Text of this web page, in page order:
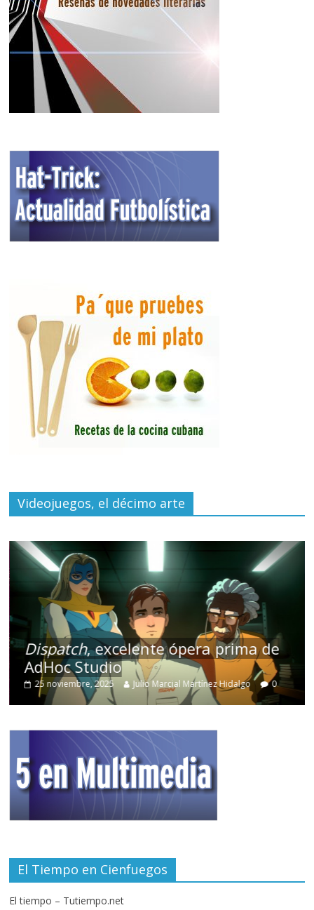
Videojuegos, el décimo arte
Dispatch, excelente ópera prima de
AdHoc Studio
25 noviembre, 2025 Julio Marcial Martínez Hidalgo 0
El Tiempo en Cienfuegos
El tiempo – Tutiempo.net